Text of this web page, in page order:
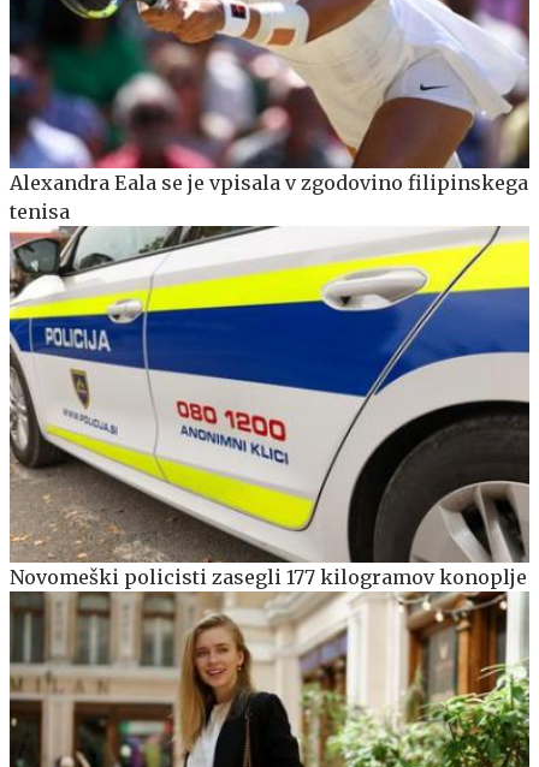
Alexandra Eala se je vpisala v zgodovino filipinskega
tenisa
Novomeški policisti zasegli 177 kilogramov konoplje